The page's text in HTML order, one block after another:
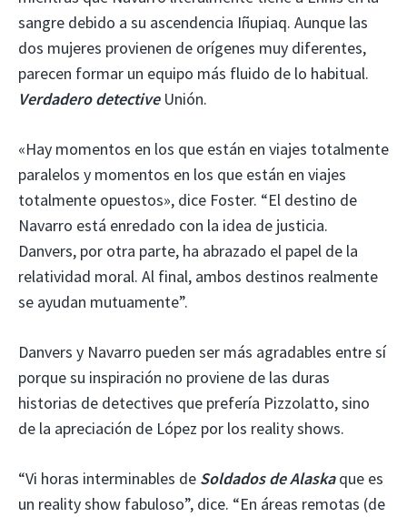
sangre debido a su ascendencia Iñupiaq. Aunque las
dos mujeres provienen de orígenes muy diferentes,
parecen formar un equipo más fluido de lo habitual.
Verdadero detectiveUnión.
«Hay momentos en los que están en viajes totalmente
paralelos y momentos en los que están en viajes
totalmente opuestos», dice Foster. “El destino de
Navarro está enredado con la idea de justicia.
Danvers, por otra parte, ha abrazado el papel de la
relatividad moral. Al final, ambos destinos realmente
se ayudan mutuamente”.
Danvers y Navarro pueden ser más agradables entre sí
porque su inspiración no proviene de las duras
historias de detectives que prefería Pizzolatto, sino
de la apreciación de López por los reality shows.
“Vi horas interminables de Soldados de Alaskaque es
un reality show fabuloso”, dice. “En áreas remotas (de